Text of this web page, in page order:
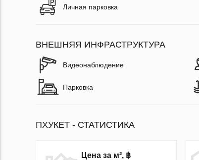
Личная парковка
ВНЕШНЯЯ ИНФРАСТРУКТУРА
Видеонаблюдение
Парковка
ПХУКЕТ - СТАТИСТИКА
Цена за м², ฿